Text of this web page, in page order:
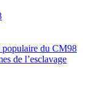
populaire du CM98
de l’esclavage